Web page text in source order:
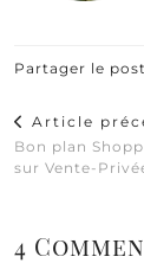
Partager le
Article
Bon plan
sur Vente-
4